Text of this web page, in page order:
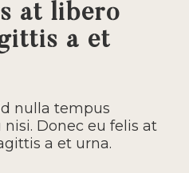
at libero
a et
nulla tempus
Donec eu felis at
a et urna.